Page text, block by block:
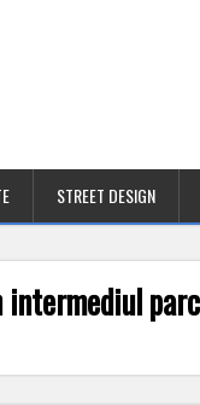
STREET DESIGN
intermediul